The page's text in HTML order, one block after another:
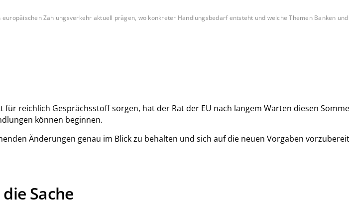
Zahlungsverkehr aktuell prägen, wo konkreter Handlungsbedarf entsteht und welche Themen Banken
für reichlich Gesprächsstoff sorgen, hat der Rat der EU nach langem Warten diesen
können beginnen.
Änderungen genau im Blick zu behalten und sich auf die neuen Vorgaben
Sache